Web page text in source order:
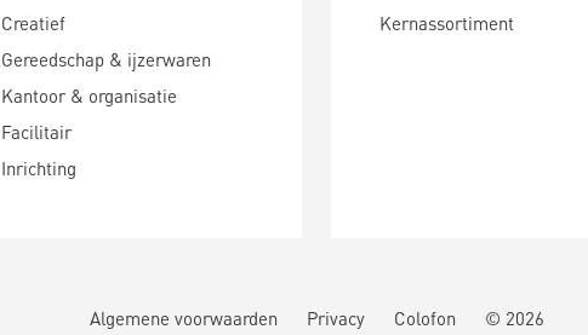
Creatief
Gereedschap & ijzerwaren
Kantoor & organisatie
Facilitair
Inrichting
Kernassortiment
Algemene voorwaarden Privacy Colofon © 2026